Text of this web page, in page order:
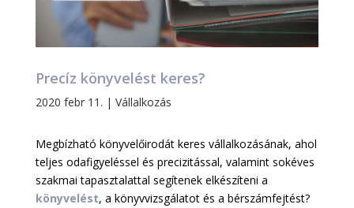
Precíz könyvelést keres?
2020 febr 11. | Vállalkozás
Megbízható könyvelőirodát keres vállalkozásának, ahol
teljes odafigyeléssel és precizitással, valamint sokéves
szakmai tapasztalattal segítenek elkészíteni a
könyvelést, a könyvvizsgálatot és a bérszámfejtést?